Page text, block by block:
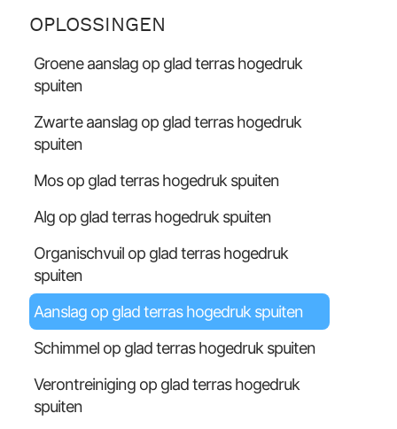
OPLOSSINGEN
Groene aanslag op glad terras hogedruk
spuiten
Zwarte aanslag op glad terras hogedruk
spuiten
Mos op glad terras hogedruk spuiten
Alg op glad terras hogedruk spuiten
Organischvuil op glad terras hogedruk
spuiten
Aanslag op glad terras hogedruk spuiten
Schimmel op glad terras hogedruk spuiten
Verontreiniging op glad terras hogedruk
spuiten